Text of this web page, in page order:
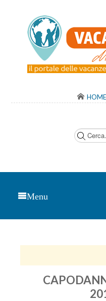
HOME
Menu